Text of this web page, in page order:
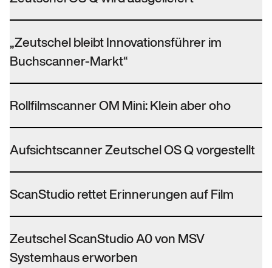
„Zeutschel bleibt Innovationsführer im
Buchscanner-Markt“
Rollfilmscanner OM Mini: Klein aber oho
Aufsichtscanner Zeutschel OS Q vorgestellt
ScanStudio rettet Erinnerungen auf Film
Zeutschel ScanStudio A0 von MSV
Systemhaus erworben